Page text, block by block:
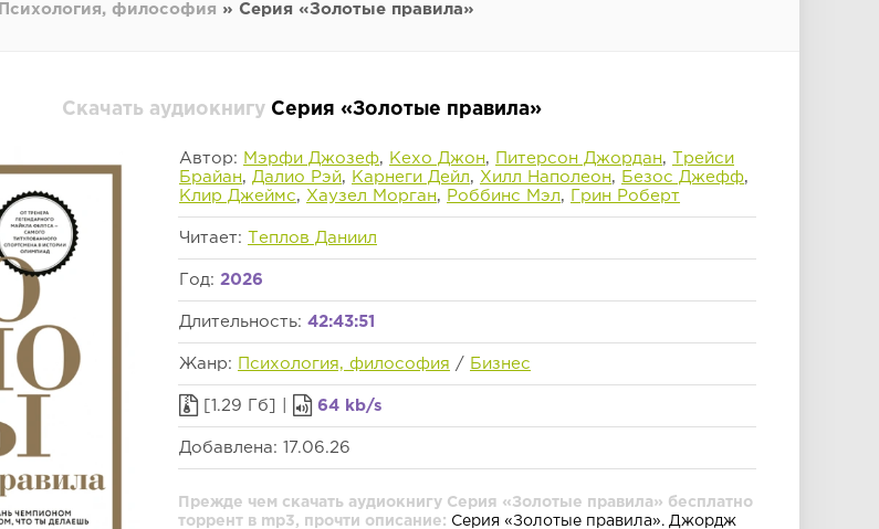
Психология, философия » Серия «Золотые правила»
Скачать аудиокнигу Серия «Золотые правила»
Автор: Мэрфи Джозеф, Кехо Джон, Питерсон Джордан,
Трейси
Брайан, Далио Рэй, Карнеги Дейл, Хилл Наполеон, Безос Джефф,
Клир Джеймс, Хаузел Морган, Роббинс Мэл, Грин Роберт
Читает: Теплов Даниил
Год: 2026
Длительность: 42:43:51
Жанр: Психология, философия / Бизнес
[1.29 Гб] | 64 kb/s
Добавлена: 17.06.26
Прежде чем скачать аудиокнигу Серия «Золотые правила» бесплатно
торрент в mp3, прочти описание: Серия «Золотые правила». Джордж